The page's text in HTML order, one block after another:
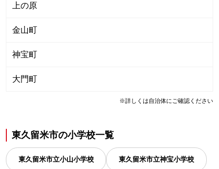
上の原
金山町
神宝町
大門町
※詳しくは自治体にご確認ください
東久留米市の小学校一覧
東久留米市立小山小学校 東久留米市立神宝小学校